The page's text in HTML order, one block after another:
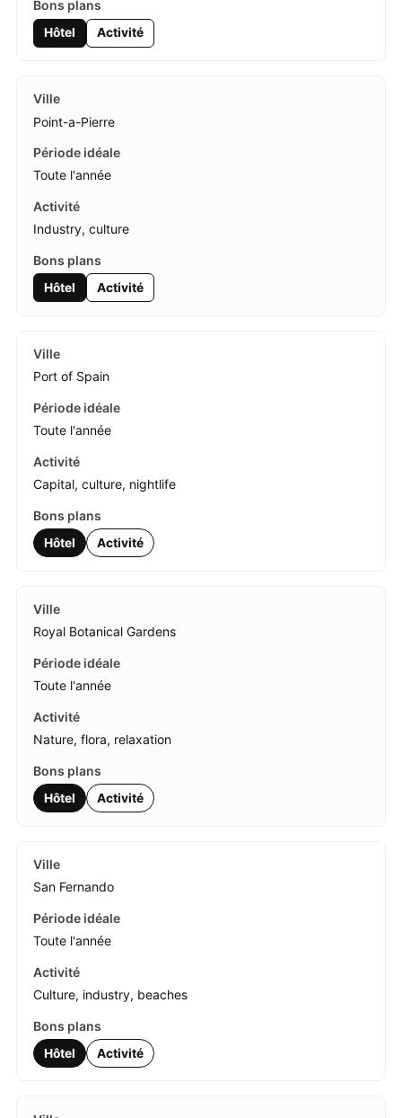
Hôtel Activité
Point-a-Pierre
Toute l'année
Industry, culture
Hôtel Activité
Port of Spain
Toute l'année
Capital, culture, nightlife
Hôtel Activité
Royal Botanical Gardens
Toute l'année
Nature, flora, relaxation
Hôtel Activité
San Fernando
Toute l'année
Culture, industry, beaches
Hôtel Activité